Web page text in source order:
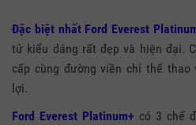
Đặc biệt nhất Ford Everest
tử kiểu dáng rất đẹp và hiện đại.
cấp cùng đường viền chỉ thể
lợi.
Ford Everest Platinum+ có 3 chế